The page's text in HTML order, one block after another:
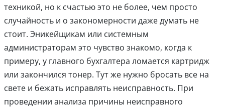
техникой, но к счастью это не более, чем просто
случайность и о закономерности даже думать не
стоит. Эникейщикам или системным
администраторам это чувство знакомо, когда к
примеру, у главного бухгалтера ломается картридж
или закончился тонер. Тут же нужно бросать все на
свете и бежать исправлять неисправность. При
проведении анализа причины неисправного